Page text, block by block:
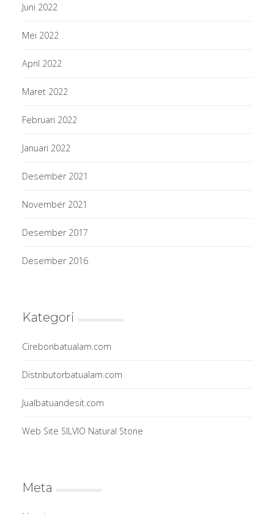
Juni 2022
Mei 2022
April 2022
Maret 2022
Februari 2022
Januari 2022
Desember 2021
November 2021
Desember 2017
Desember 2016
Kategori
Cirebonbatualam.com
Distributorbatualam.com
Jualbatuandesit.com
Web Site SILVIO Natural Stone
Meta